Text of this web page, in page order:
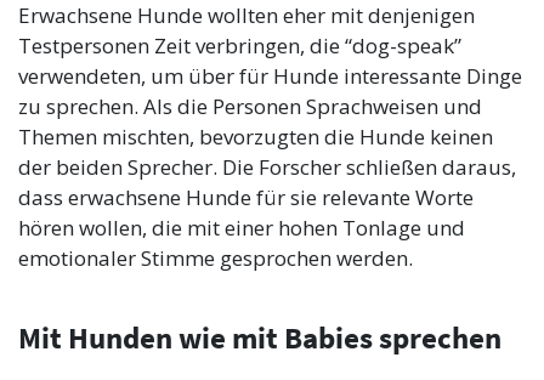
Erwachsene Hunde wollten eher mit denjenigen
Testpersonen Zeit verbringen, die “dog-speak”
verwendeten, um über für Hunde interessante Dinge
zu sprechen. Als die Personen Sprachweisen und
Themen mischten, bevorzugten die Hunde keinen
der beiden Sprecher. Die Forscher schließen daraus,
dass erwachsene Hunde für sie relevante Worte
hören wollen, die mit einer hohen Tonlage und
emotionaler Stimme gesprochen werden.
Mit Hunden wie mit Babies sprechen